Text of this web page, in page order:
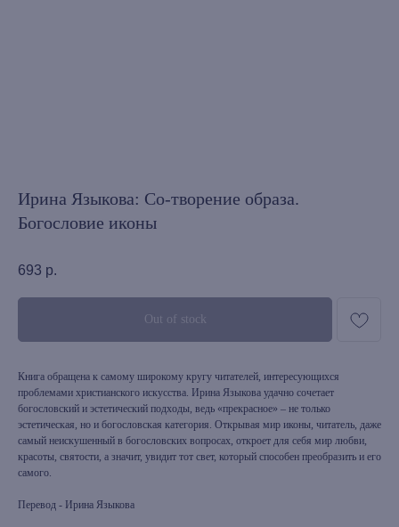
Ирина Языкова: Со-творение образа.
Богословие иконы
693 р.
Out of stock
Книга обращена к самому широкому кругу читателей, интересующихся
проблемами христианского искусства. Ирина Языкова удачно сочетает
богословский и эстетический подходы, ведь «прекрасное» – не только
эстетическая, но и богословская категория. Открывая мир иконы, читатель, даже
самый неискушенный в богословских вопросах, откроет для себя мир любви,
красоты, святости, а значит, увидит тот свет, который способен преобразить и его
самого.
Перевод - Ирина Языкова